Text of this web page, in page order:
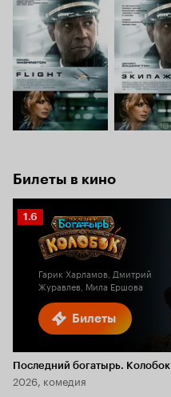
Билеты в кино
Билеты
Рейтинг
Кинопоиска
1.6
Гарик Харламов, Дмитрий
Журавлев, Мила Ершова
Последний богатырь. Колобок
2026, комедия